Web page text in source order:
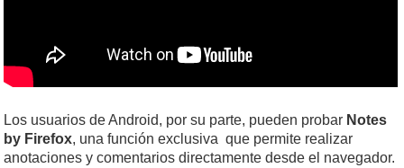
Los usuarios de Android, por su parte, pueden probar Notes
by Firefox, una función exclusiva que permite realizar
anotaciones y comentarios directamente desde el navegador.